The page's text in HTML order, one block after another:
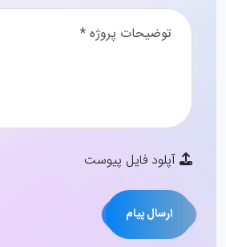
آپلود فایل پیوست
ارسال پیام